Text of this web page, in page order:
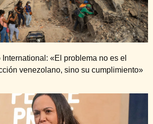
«El problema no es el
venezolano, sino su cumplimiento»